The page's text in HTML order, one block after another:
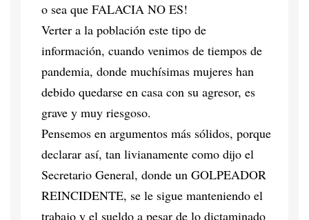
o sea que FALACIA NO ES!
Verter a la población este tipo de
información, cuando venimos de tiempos de
pandemia, donde muchísimas mujeres han
debido quedarse en casa con su agresor, es
grave y muy riesgoso.
Pensemos en argumentos más sólidos, porque
declarar así, tan livianamente como dijo el
Secretario General, donde un GOLPEADOR
REINCIDENTE, se le sigue manteniendo el
trabajo y el sueldo a pesar de lo dictaminado